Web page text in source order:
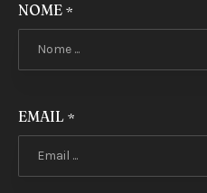
NOME *
EMAIL *